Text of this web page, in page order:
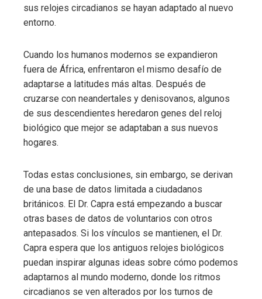
sus relojes circadianos se hayan adaptado al nuevo
entorno.
Cuando los humanos modernos se expandieron
fuera de África, enfrentaron el mismo desafío de
adaptarse a latitudes más altas. Después de
cruzarse con neandertales y denisovanos, algunos
de sus descendientes heredaron genes del reloj
biológico que mejor se adaptaban a sus nuevos
hogares.
Todas estas conclusiones, sin embargo, se derivan
de una base de datos limitada a ciudadanos
británicos. El Dr. Capra está empezando a buscar
otras bases de datos de voluntarios con otros
antepasados. Si los vínculos se mantienen, el Dr.
Capra espera que los antiguos relojes biológicos
puedan inspirar algunas ideas sobre cómo podemos
adaptarnos al mundo moderno, donde los ritmos
circadianos se ven alterados por los turnos de